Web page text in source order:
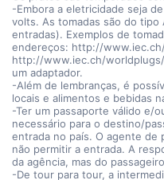
-Embora a eletricidade seja
volts. As tomadas são do
entradas). Exemplos de
endereços: http://
http://www.iec.ch/
um adaptador.
-Além de lembranças, é
locais e alimentos e bebidas
-Ter um passaporte válido e/
necessário para o destino/
entrada no país. O agente de
não permitir a entrada. A
da agência, mas do
-De tour para tour, a